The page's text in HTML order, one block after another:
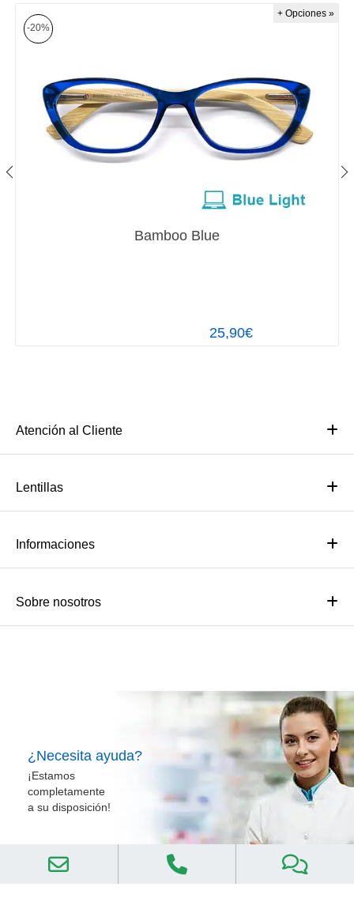
Bamboo Blue
25,90€
-20%
+ Opciones »
Atención al Cliente
Lentillas
Informaciones
Sobre nosotros
¿Necesita ayuda?
¡Estamos
completamente
a su disposición!